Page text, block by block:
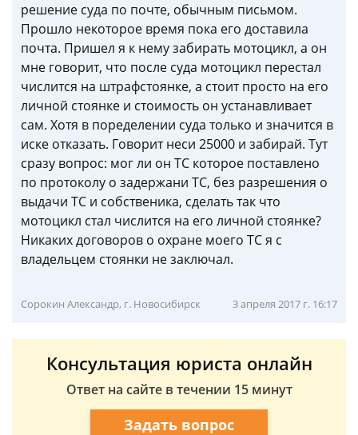
решение суда по почте, обычным письмом.
Прошло некоторое время пока его доставила
почта. Пришел я к нему забирать мотоцикл, а он
мне говорит, что после суда мотоцикл перестал
числится на штрафстоянке, а стоит просто на его
личной стоянке и стоимость он устанавливает
сам. Хотя в поределении суда только и значится в
иске отказать. Говорит неси 25000 и забирай. Тут
сразу вопрос: мог ли он ТС которое поставлено
по протоколу о задержани ТС, без разрешения о
выдачи ТС и собственика, сделать так что
мотоцикл стал числится на его личной стоянке?
Никаких договоров о охране моего ТС я с
владельцем стоянки не заключал.
Сорокин Александр, г. Новосибирск 3 апреля 2017 г. 16:17
Консультация юриста онлайн
Ответ на сайте в течении 15 минут
Задать вопрос